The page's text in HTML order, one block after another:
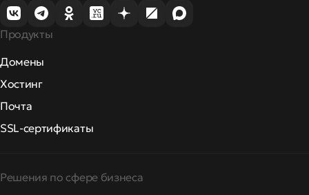
Продукты
Домены
Хостинг
Почта
SSL-сертификаты
Решения по сфере бизнеса